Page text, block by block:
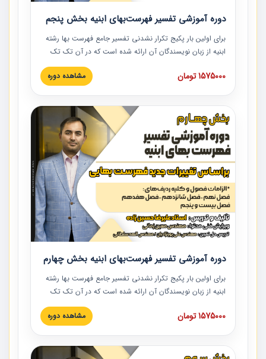
دوره آموزشی تفسیر فهرست‌بهای ابنیه بخش پنجم
برای اولین بار پکیج تکرار نشدنی تفسیر جامع فهرست بها رشته
ابنیه از زبان نویسندگان آن ارائه شده است که در آن تک تک
ردیف ها و مطالب فهرست بها تفسیر و ارائه شده است. این
دوره به صورت کامل تصویری بوده و به همراه تصاویر عملیات
دوره با کلام مهندس علیرضاحسین‌زاده مدیر پروژه مهندسی
مشاور در امر بازنگری فهرست بها رشته ابنیه ارائه شده و به تمام
همکارانی که در حوزه صنعت ساخت در حال فعالیت هستند حتما
توصیه می کنیم از مطالب این دوره استفاده نمایند.
1575000 تومان مشاهده دوره
دوره آموزشی تفسیر فهرست‌بهای ابنیه بخش چهارم
برای اولین بار پکیج تکرار نشدنی تفسیر جامع فهرست بها رشته
ابنیه از زبان نویسندگان آن ارائه شده است که در آن تک تک
ردیف ها و مطالب فهرست بها تفسیر و ارائه شده است. این
دوره به صورت کامل تصویری بوده و به همراه تصاویر عملیات
دوره با کلام مهندس علیرضاحسین‌زاده مدیر پروژه مهندسی
1575000 تومان مشاهده دوره